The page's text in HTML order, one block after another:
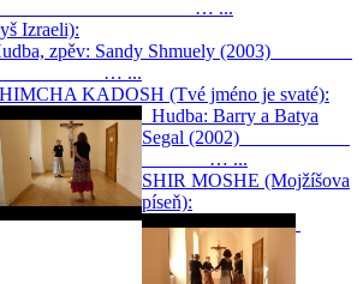
Gabai … ...
Izraeli):
zpěv: Sandy Shmuely (2003)
...
KADOSH (Tvé jméno je svaté):
Hudba: Barry a Batya
Segal (2002)
… ...
SHIR MOSHE (Mojžíšova
píseň):